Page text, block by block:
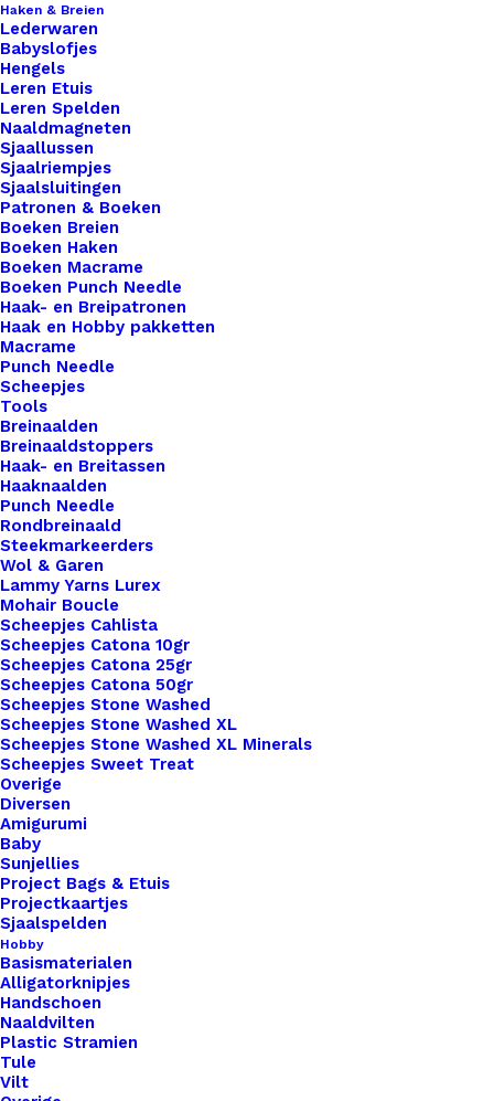
Haken & Breien
Lederwaren
Babyslofjes
Hengels
Leren Etuis
Leren Spelden
Naaldmagneten
Sjaallussen
Sjaalriempjes
Sjaalsluitingen
Patronen & Boeken
Boeken Breien
Boeken Haken
Boeken Macrame
Boeken Punch Needle
Haak- en Breipatronen
Haak en Hobby pakketten
Macrame
Punch Needle
Scheepjes
Tools
Breinaalden
Breinaaldstoppers
Haak- en Breitassen
Haaknaalden
Punch Needle
Rondbreinaald
Steekmarkeerders
Wol & Garen
Lammy Yarns Lurex
Mohair Boucle
Scheepjes Cahlista
Scheepjes Catona 10gr
Scheepjes Catona 25gr
Scheepjes Catona 50gr
Scheepjes Stone Washed
Scheepjes Stone Washed XL
Scheepjes Stone Washed XL Minerals
Scheepjes Sweet Treat
Overige
Diversen
Amigurumi
Baby
Sunjellies
Project Bags & Etuis
Projectkaartjes
Sjaalspelden
Hobby
Basismaterialen
Alligatorknipjes
Handschoen
Naaldvilten
Plastic Stramien
Tule
Vilt
Deze patches zijn helemaal hot! Strijk de patches
op je gehaakte sjaal of tas.Leg een vochtige
theedoek over de patch voordat je de patch erop
strijkt. Het is ook mogelijk om bakpapier te
gebruiken. Onder de patch zit lijm die zorgt dat de
patch blijft zitten. Als de patch alsnog niet goed
vastzit, kun je deze altijd nog met een paar
steekjes vast naaien.
3 op voorraad
Applicatie
Lieveheersbeestje
Rood
Ca.
3,5x3,5cm
aantalToevoegen aan verlanglijst
Artikelnummer
Categorie
Kleur
Binnen 1-3 werkdagen verzonden
Veilig betalen
Unieke en kwaliteitsproducten
Overzicht
Nog meer leuks!